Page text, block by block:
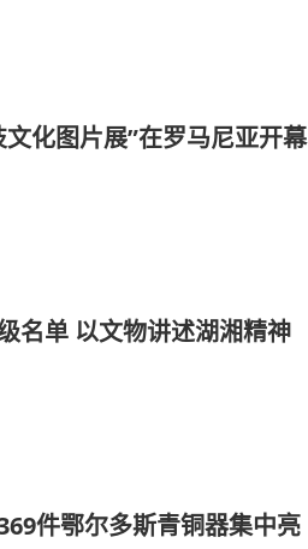
化图片展”在罗马尼亚开幕
名单 以文物讲述湖湘精神
件鄂尔多斯青铜器集中亮